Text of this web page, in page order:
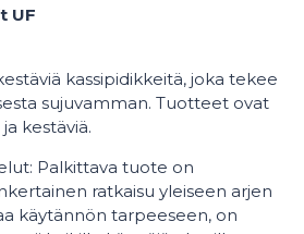
UF
kassipidikkeitä, joka tekee
sujuvamman. Tuotteet ovat
kestäviä.
Palkittava tuote on
ratkaisu yleiseen arjen
käytännön tarpeeseen, on